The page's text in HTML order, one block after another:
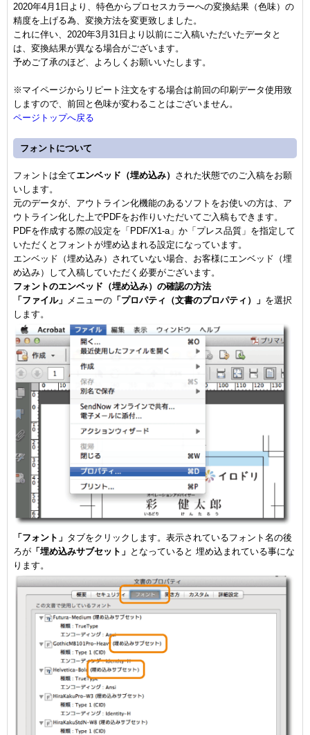
2020年4月1日より、特色からプロセスカラーへの変換結果（色味）の
精度を上げる為、変換方法を変更致しました。
これに伴い、2020年3月31日より以前にご入稿いただいたデータと
は、変換結果が異なる場合がございます。
予めご了承のほど、よろしくお願いいたします。
※マイページからリピート注文をする場合は前回の印刷データ使用致
しますので、前回と色味が変わることはございません。
ページトップへ戻る
フォントについて
フォントは全てエンベッド（埋め込み） された状態でのご入稿をお願
いします。
元のデータが、アウトライン化機能のあるソフトをお使いの方は、ア
ウトライン化した上でPDFをお作りいただいてご入稿もできます。
PDFを作成する際の設定を「PDF/X1-a」か「プレス品質」を指定して
いただくとフォントが埋め込まれる設定になっています。
エンベッド（埋め込み）されていない場合、お客様にエンベッド（埋
め込み）して入稿していただく必要がございます。
フォントのエンベッド（埋め込み）の確認の方法
「ファイル」 メニューの 「プロパティ（文書のプロパティ）」 を選択
します。
「フォント」 タブをクリックします。表示されているフォント名の後
ろが 「埋め込みサブセット」 となっていると 埋め込まれている事にな
ります。